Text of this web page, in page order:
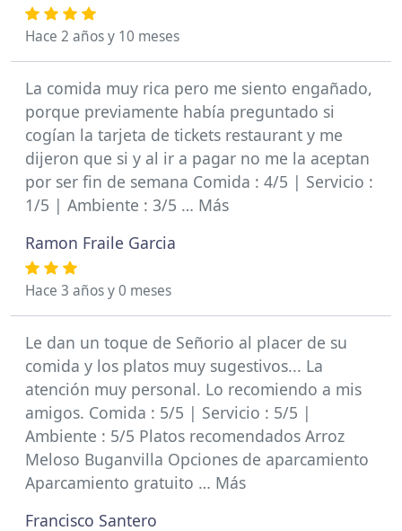
Hace 2 años y 10 meses
La comida muy rica pero me siento engañado,
porque previamente había preguntado si
cogían la tarjeta de tickets restaurant y me
dijeron que si y al ir a pagar no me la aceptan
por ser fin de semana Comida : 4/5 | Servicio :
1/5 | Ambiente : 3/5 … Más
Ramon Fraile Garcia
Hace 3 años y 0 meses
Le dan un toque de Señorio al placer de su
comida y los platos muy sugestivos... La
atención muy personal. Lo recomiendo a mis
amigos. Comida : 5/5 | Servicio : 5/5 |
Ambiente : 5/5 Platos recomendados Arroz
Meloso Buganvilla Opciones de aparcamiento
Aparcamiento gratuito … Más
Francisco Santero